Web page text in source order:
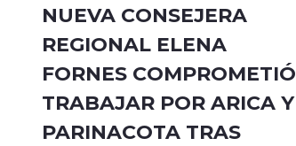
NUEVA CONSEJERA
REGIONAL ELENA
FORNES COMPROMETIÓ
TRABAJAR POR ARICA Y
PARINACOTA TRAS